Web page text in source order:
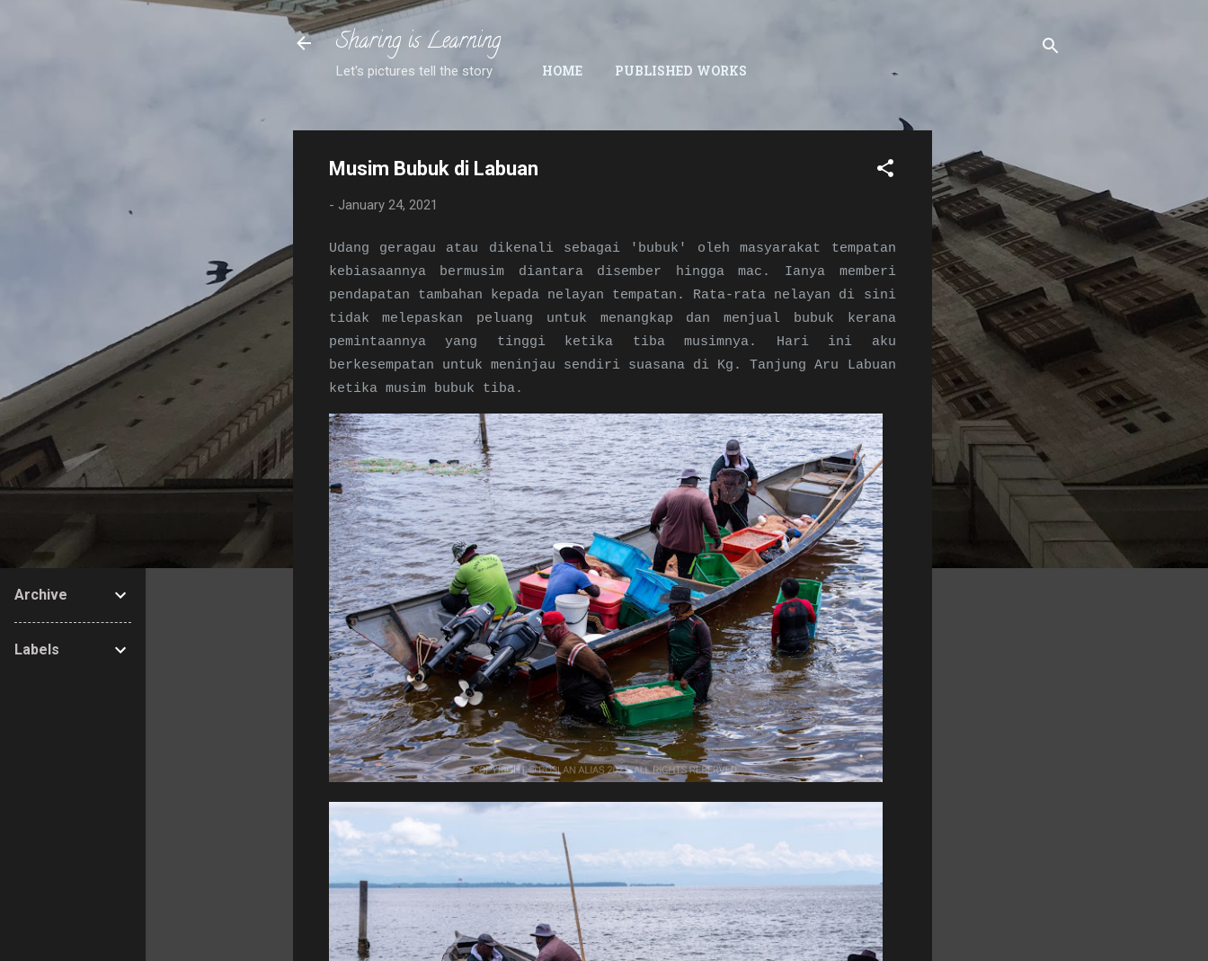
Sharing is Learning
Let's pictures tell the story HOME PUBLISHED WORKS
Musim Bubuk di Labuan
- January 24, 2021
Udang geragau atau dikenali sebagai 'bubuk' oleh masyarakat tempatan
kebiasaannya bermusim diantara disember hingga mac. Ianya memberi
pendapatan tambahan kepada nelayan tempatan. Rata-rata nelayan di sini
tidak melepaskan peluang untuk menangkap dan menjual bubuk kerana
pemintaannya yang tinggi ketika tiba musimnya. Hari ini aku
berkesempatan untuk meninjau sendiri suasana di Kg. Tanjung Aru Labuan
ketika musim bubuk tiba.
Archive
Labels